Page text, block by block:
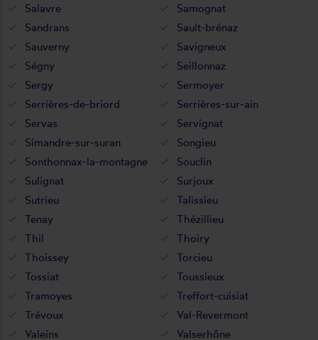
Salavre
Samognat
Sandrans
Sault-brénaz
Sauverny
Savigneux
Ségny
Seillonnaz
Sergy
Sermoyer
Serrières-de-briord
Serrières-sur-ain
Servas
Servignat
Simandre-sur-suran
Songieu
Sonthonnax-la-montagne
Souclin
Sulignat
Surjoux
Sutrieu
Talissieu
Tenay
Thézillieu
Thil
Thoiry
Thoissey
Torcieu
Tossiat
Toussieux
Tramoyes
Treffort-cuisiat
Trévoux
Val-Revermont
Valeins
Valserhône